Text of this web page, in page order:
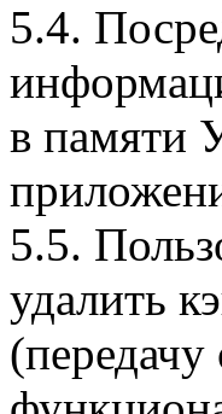
5.4.
в памяти
5.5.
удалить